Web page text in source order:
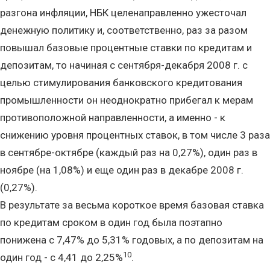
разгона инфляции, НБК целенаправленно ужесточал
денежную политику и, соответственно, раз за разом
повышал базовые процентные ставки по кредитам и
депозитам, то начиная с сентября-декабря 2008 г. с
целью стимулирования банковского кредитования
промышленности он неоднократно прибегал к мерам
противоположной направленности, а именно - к
снижению уровня процентных ставок, в том числе 3 раза
в сентябре-октябре (каждый раз на 0,27%), один раз в
ноябре (на 1,08%) и еще один раз в декабре 2008 г.
(0,27%).
В результате за весьма короткое время базовая ставка
по кредитам сроком в один год была поэтапно
понижена с 7,47% до 5,31% годовых, а по депозитам на
один год - с 4,41 до 2,25%10.